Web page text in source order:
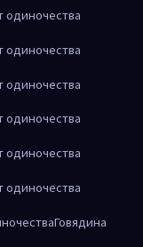
одиночества
одиночества
одиночества
одиночества
одиночества
одиночества
Говядина